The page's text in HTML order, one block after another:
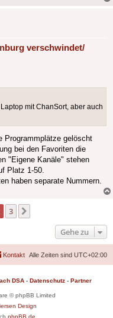
verschwindet/
mit ChanSort, aber auch
Programmplätze gelöscht
bei den Favoriten die
"Eigene Kanäle" stehen
Platz 1-50.
haben separate Nummern.
3
Gehe zu
Alle Zeiten sind UTC+02:00
Kontakt
DSA - Datenschutz - Partner
© phpBB Limited
Design